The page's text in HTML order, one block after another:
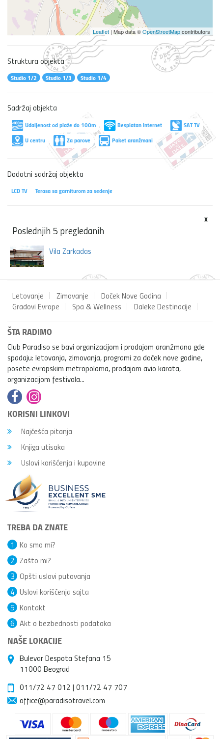
Leaflet | Map data ©OpenStreetMapcontributors
Struktura objekta
Studio 1/2 Studio 1/3 Studio 1/4
Sadržaj objekta
Udaljenost od plaže do 100m Besplatan internet
SAT TV
U centru
Za parove Paket aranžmani
Dodatni sadržaj objekta
LCD TV Terasa sa garniturom za sedenje
x
Poslednjih 5 pregledanih
Vila Zarkadas
Letovanje Zimovanje
Doček Nove Godina
Gradovi Evrope
Spa & Wellness Daleke Destinacije
ŠTA RADIMO
Club Paradiso se bavi organizacijom i prodajom aranžmana gde
spadaju: letovanja, zimovanja, programi za doček nove godine,
posete evropskim metropolama, prodajom avio karata,
organizacijom festivala...
KORISNI LINKOVI
Najčešća pitanja
Knjiga utisaka
Uslovi korišćenja i kupovine
TREBA DA ZNATE
Ko smo mi?
1
Zašto mi?
2
Opšti uslovi putovanja
3
Uslovi korišćenja sajta
4
Kontakt
5
Akt o bezbednosti podataka
6
NAŠE LOKACIJE
Bulevar Despota Stefana 15
11000 Beograd
011/72 47 012 | 011/72 47 707
office@paradisotravel.com